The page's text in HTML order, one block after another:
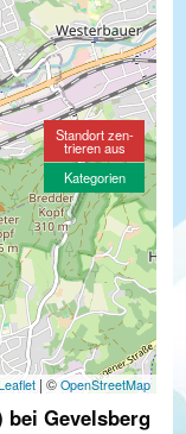
| © OpenStreetMap
Standort zen-
trieren aus
Kategorien
Gevelsberg